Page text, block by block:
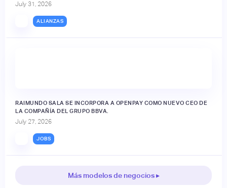
July 31, 2026
ALIANZAS
RAIMUNDO SALA SE INCORPORA A OPENPAY COMO NUEVO CEO DE
LA COMPAÑÍA DEL GRUPO BBVA.
July 27, 2026
JOBS
Más modelos de negocios ▸